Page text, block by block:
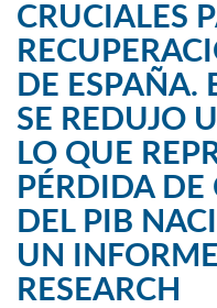
CRUCIALES
DE ESPAÑA.
SE REDUJO
LO QUE
PÉRDIDA DE
DEL PIB
UN
RESEARCH